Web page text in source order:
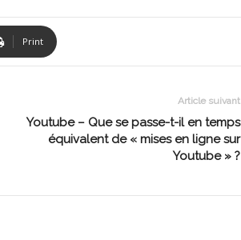
Print
Article suivant
Youtube – Que se passe-t-il en temps
équivalent de « mises en ligne sur
Youtube » ?